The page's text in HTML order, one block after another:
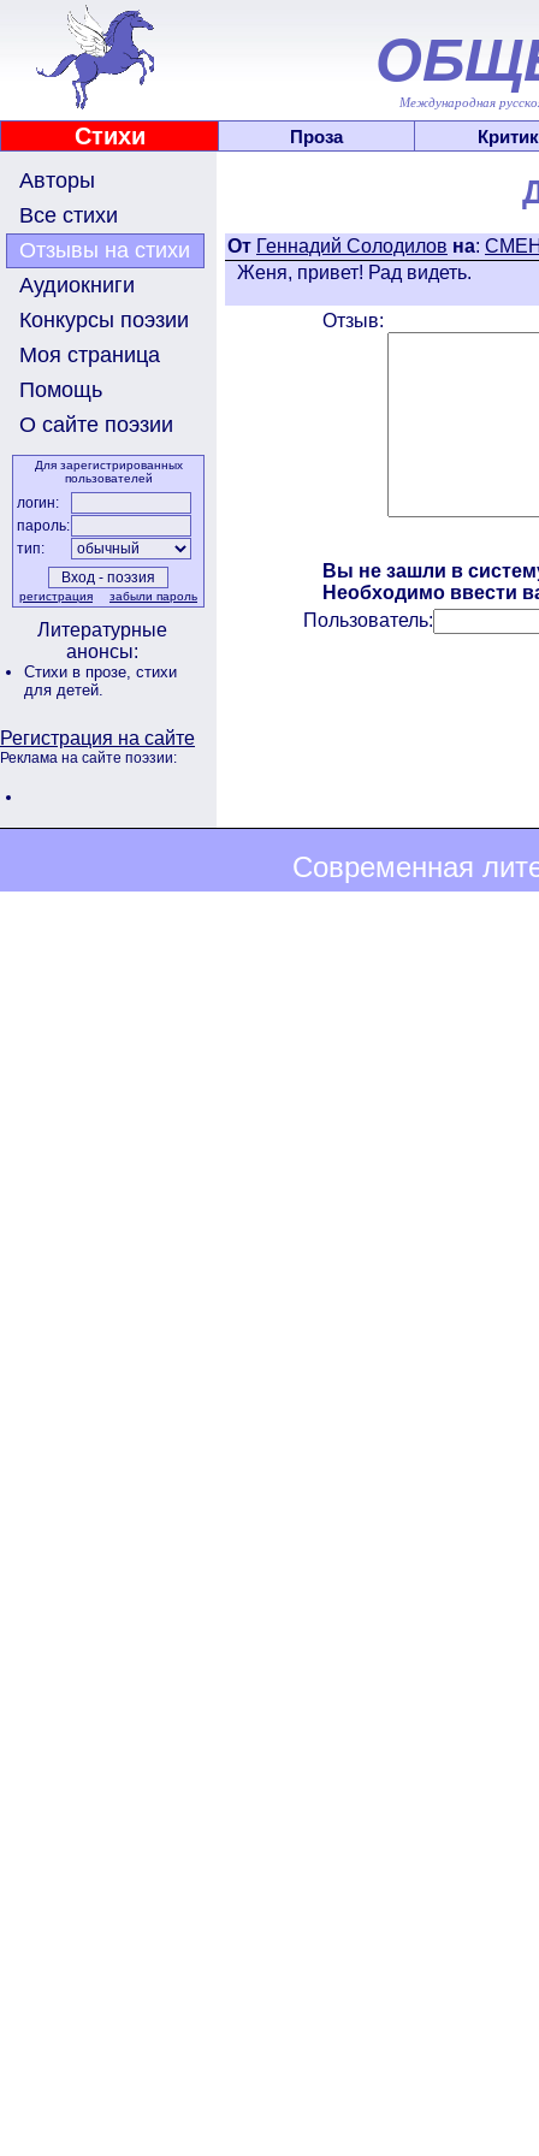
Международная
Стихи Проза
Авторы
Все стихи
Отзывы на стихи
Аудиокниги
Конкурсы поэзии
Моя страница
Помощь
О сайте поэзии
Для зарегистрированных
пользователей
логин:
пароль:
тип:
регистрация забыли пароль
Литературные
анонсы:
Стихи в прозе, стихи
для детей.
Регистрация на сайте
Реклама на сайте поэзии:
От Геннадий Солодилов на:
Женя, привет! Рад видеть.
Отзыв:
Вы не зашли в
Необходимо ввести
Пользователь:
Современная